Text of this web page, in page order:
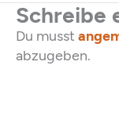
Schreibe
Du musst
abzugeben.